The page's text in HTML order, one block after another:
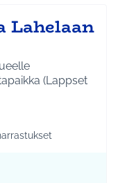
(Lappset
Tuusulan kylät
teeman mukaan: